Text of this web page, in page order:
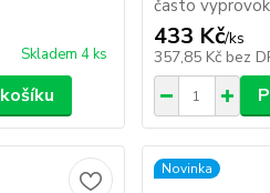
Skladem 4 ks
často
433 Kč/ks
357,85 Kč bez
Novinka